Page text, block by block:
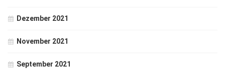
Dezember 2021
November 2021
September 2021